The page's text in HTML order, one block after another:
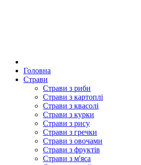
Головна
Страви
Страви з риби
Страви з картоплі
Страви з квасолі
Страви з курки
Страви з рису
Страви з гречки
Страви з овочами
Страви з фруктів
Страви з м'яса